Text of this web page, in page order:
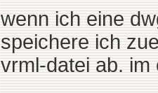
wenn ich eine
speichere ich
vrml-datei ab. im